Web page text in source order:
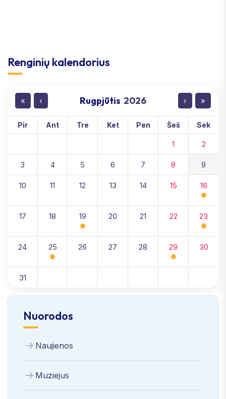
Renginių kalendorius
« ‹ Rugpjūtis 2026 › »
Pir Ant Tre Ket Pen Šeš Sek
1 2
3 4 5 6 7 8 9
10 11 12 13 14 15 16
17 18 19 20 21 22 23
24 25 26 27 28 29 30
31
Nuorodos
Naujienos
Muziejus